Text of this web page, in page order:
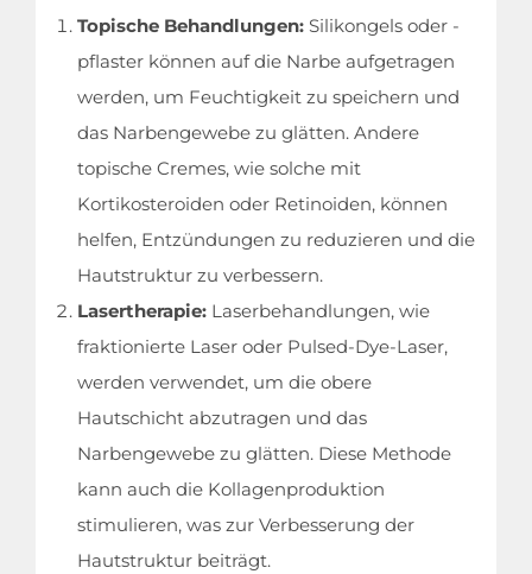
Topische Behandlungen: Silikongels oder -
pflaster können auf die Narbe aufgetragen
werden, um Feuchtigkeit zu speichern und
das Narbengewebe zu glätten. Andere
topische Cremes, wie solche mit
Kortikosteroiden oder Retinoiden, können
helfen, Entzündungen zu reduzieren und die
Hautstruktur zu verbessern.
Lasertherapie: Laserbehandlungen, wie
fraktionierte Laser oder Pulsed-Dye-Laser,
werden verwendet, um die obere
Hautschicht abzutragen und das
Narbengewebe zu glätten. Diese Methode
kann auch die Kollagenproduktion
stimulieren, was zur Verbesserung der
Hautstruktur beiträgt.